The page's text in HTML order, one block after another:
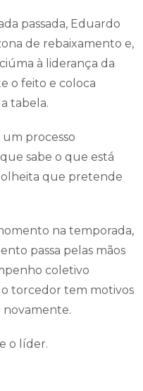
passada, Eduardo
de rebaixamento e,
à liderança da
o feito e coloca
tabela.
um processo
sabe o que está
que pretende
na temporada,
passa pelas mãos
coletivo
torcedor tem motivos
o líder.